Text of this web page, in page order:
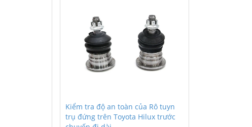
Kiểm tra độ an toàn của Rô tuyn
trụ đứng trên Toyota Hilux trước